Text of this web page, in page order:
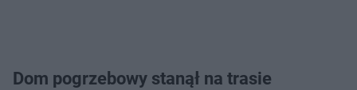
Dom pogrzebowy stanął na trasie